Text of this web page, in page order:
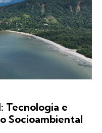
Tecnologia e
Socioambiental